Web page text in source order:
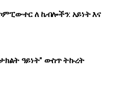
ለ ኬብሎችን: አይነት እና
ዓይነት" ውስጥ ትኩረት